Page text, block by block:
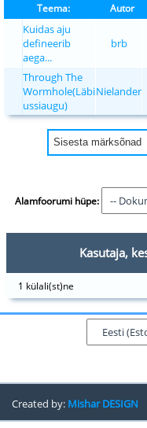
Teema: Autor
Kuidas aju
defineerib
aega...
brb
Through The
Wormhole(Läbi
ussiaugu)
Nielander
Alamfoorumi hüpe:
Kasutaja,
1 külali(st)ne
Created by: Mishar DESIGN